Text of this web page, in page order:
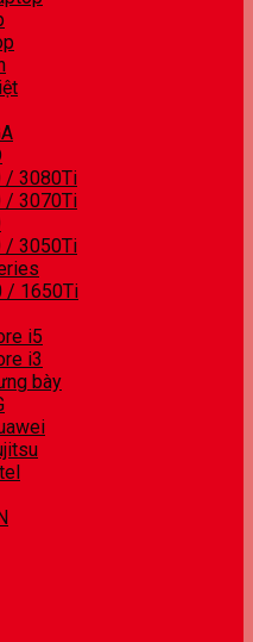
/ 3080Ti
/ 3070Ti
/ 3050Ti
/ 1650Ti
i5
i3
bày